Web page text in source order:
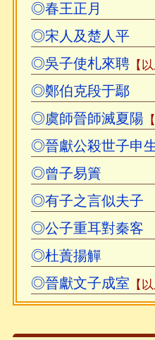
◎春王正月
◎宋人及楚人平
◎吳子使札來聘【以
◎鄭伯克段于鄢
◎虞師晉師滅夏陽
◎晉獻公殺世子申
◎曾子易簀
◎有子之言似夫子
◎公子重耳對秦客
◎杜蕢揚觶
◎晉獻文子成室 【